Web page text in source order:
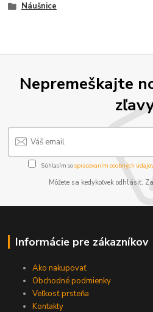
Náušnice
Nepremeškajte
Súhlasím sospracovaním osobných
Môžete sa kedykoľvek odhlásiť.
Informácie pre zákazníkov
Ako nakupovať
Obchodné podmienky
Veľkosť prsteňa
Kontakty